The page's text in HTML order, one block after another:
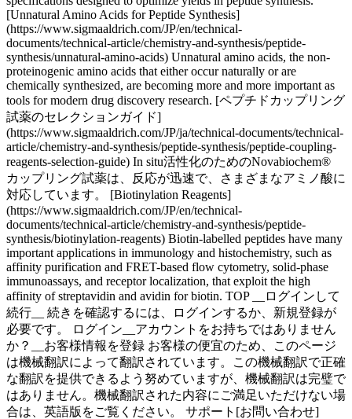
TOP __ログインして
続行__ 続きを確認するには、ログインするか、新規登録が
必要です。 ログイン__アカウントをお持ちではありません
か？__お客様情報を登録 お客様の便宜のため、このページ
は機械翻訳によって翻訳されています。この機械翻訳で正確
な翻訳を提供できるよう努めていますが、機械翻訳は完璧で
はありません。機械翻訳された内容にご満足いただけない場
合は、英語版をご覧ください。 サポート[お問い合わせ]